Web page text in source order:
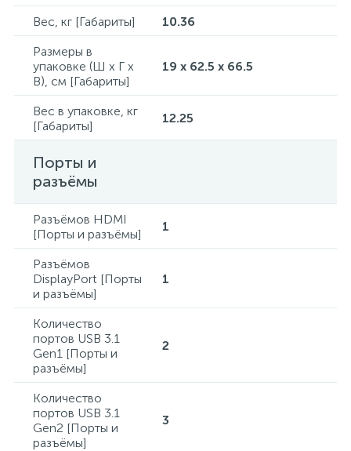
Вес, кг [Габариты]
10.36
Размеры в
упаковке (Ш x Г x
В), см [Габариты]
19 x 62.5 x 66.5
Вес в упаковке, кг
[Габариты]
12.25
Порты и
разъёмы
Разъёмов HDMI
[Порты и разъёмы]
1
Разъёмов
DisplayPort [Порты
и разъёмы]
1
Количество
портов USB 3.1
Gen1 [Порты и
разъёмы]
2
Количество
портов USB 3.1
Gen2 [Порты и
разъёмы]
3